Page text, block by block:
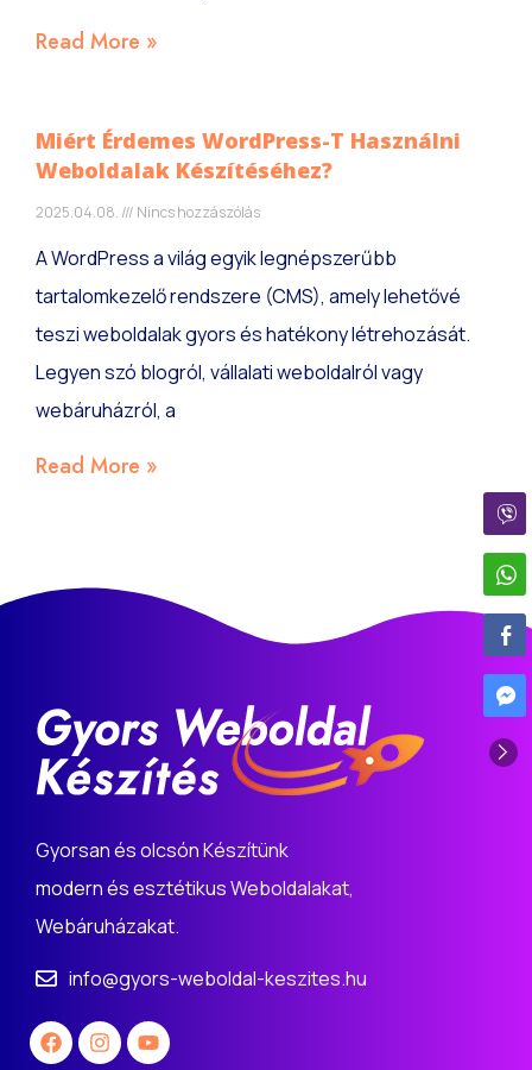
Read More »
Miért Érdemes WordPress-T Használni
Weboldalak Készítéséhez?
2025.04.08. Nincs hozzászólás
A WordPress a világ egyik legnépszerűbb
tartalomkezelő rendszere (CMS), amely lehetővé
teszi weboldalak gyors és hatékony létrehozását.
Legyen szó blogról, vállalati weboldalról vagy
webáruházról, a
Read More »
Gyorsan és olcsón Készítünk
modern és esztétikus Weboldalakat,
Webáruházakat.
info@gyors-weboldal-keszites.hu